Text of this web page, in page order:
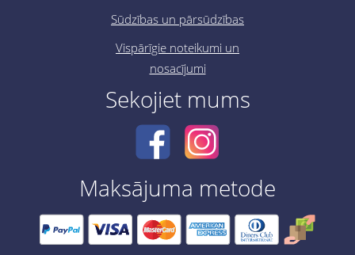
Sūdzības un pārsūdzības
Vispārīgie noteikumi un
nosacījumi
Sekojiet mums
Maksājuma metode